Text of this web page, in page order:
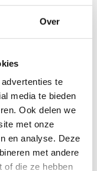
Over
te
media te bieden
Ook delen we
met onze
en analyse. Deze
met andere
of die ze hebben
route
je een verrassend
of vanop
Voor de
route van 5,8
Beide
mooie afstand van